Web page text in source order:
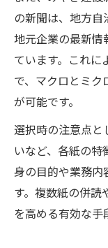
の新聞は、地方自
地元企業の最新情
ています。これに
で、マクロとミク
が可能です。
選択時の注意点
いなど、各紙の
身の目的や業務
す。複数紙の併読
を高める有効な手